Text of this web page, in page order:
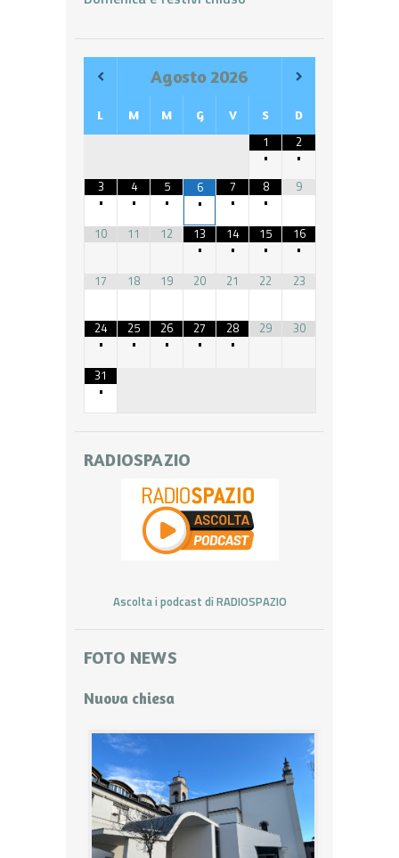
Agosto2026
L M M G V S D
1
•
2
•
3
•
4
•
5
•
6
•
7
•
8
•
9
10 11 12
13
•
14
•
15
•
16
•
17
18 19 20 21 22 23
24
•
25
•
26
•
27
•
28
•
29 30
31
•
RADIOSPAZIO
Ascolta i podcast di RADIOSPAZIO
FOTO NEWS
Nuova chiesa